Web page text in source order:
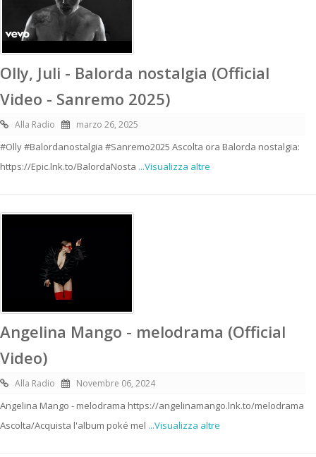
Olly, Juli - Balorda nostalgia (Official
Video - Sanremo 2025)
Alla Radio marzo 26, 2025
#Olly #Balordanostalgia #Sanremo2025 Ascolta ora Balorda nostalgia:
https://Epic.lnk.to/BalordaNosta ...Visualizza altre
Angelina Mango - melodrama (Official
Video)
Alla Radio Novembre 06, 2024
Angelina Mango - melodrama https://angelinamango.lnk.to/melodrama
Ascolta/Acquista l'album poké mel ...Visualizza altre